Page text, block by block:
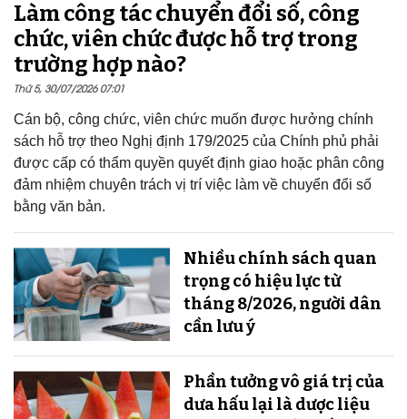
Làm công tác chuyển đổi số, công
chức, viên chức được hỗ trợ trong
trường hợp nào?
Thứ 5, 30/07/2026 07:01
Cán bộ, công chức, viên chức muốn được hưởng chính
sách hỗ trợ theo Nghị định 179/2025 của Chính phủ phải
được cấp có thẩm quyền quyết định giao hoặc phân công
đảm nhiệm chuyên trách vị trí việc làm về chuyển đổi số
bằng văn bản.
Nhiều chính sách quan
trọng có hiệu lực từ
tháng 8/2026, người dân
cần lưu ý
Phần tưởng vô giá trị của
dưa hấu lại là dược liệu